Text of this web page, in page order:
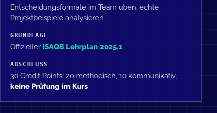
Entscheidungsformate im Team üben, echte
Projektbeispiele analysieren
GRUNDLAGE
Offizieller iSAQB Lehrplan 2025.1
ABSCHLUSS
30 Credit Points: 20 methodisch, 10 kommunikativ,
keine Prüfung im Kurs